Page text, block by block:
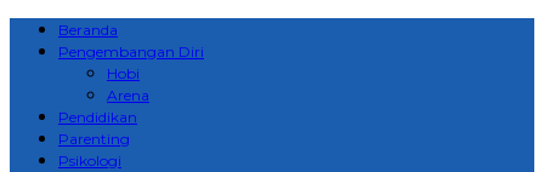
Beranda
Pengembangan Diri
Hobi
Arena
Pendidikan
Parenting
Psikologi